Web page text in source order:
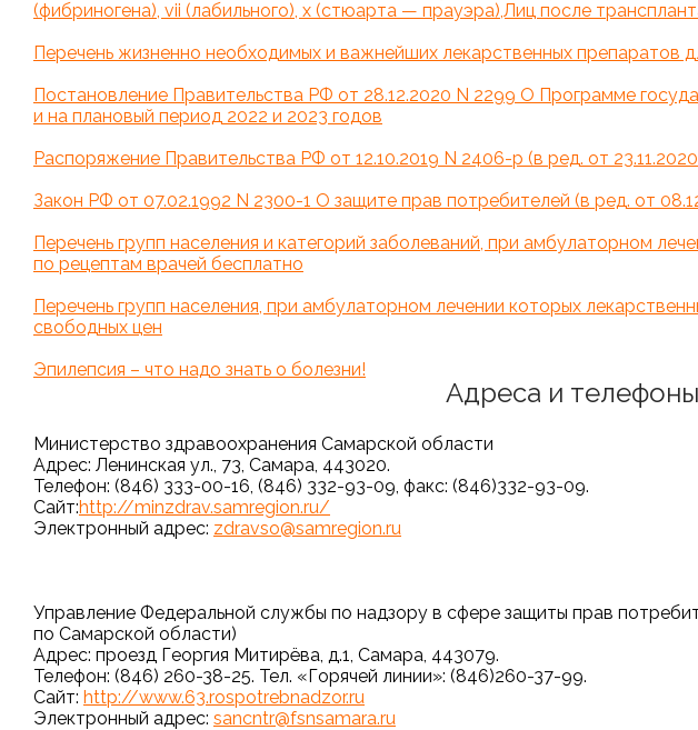
(фибриногена), vii (лабильного), x (стюарта — прауэра),Лиц после
Перечень жизненно необходимых и важнейших лекарственных препаратов
Постановление Правительства РФ от 28.12.2020 N 2299 О Программе
и на плановый период 2022 и 2023 годов
Распоряжение Правительства РФ от 12.10.2019 N 2406-р (в ред. от 23.11.2020
Закон РФ от 07.02.1992 N 2300-1 О защите прав потребителей (в ред. от
Перечень групп населения и категорий заболеваний, при амбулаторном
по рецептам врачей бесплатно
Перечень групп населения, при амбулаторном лечении которых
свободных цен
Эпилепсия – что надо знать о болезни!
Адреса и
Министерство здравоохранения Самарской области
Адрес: Ленинская ул., 73, Самара, 443020.
Телефон: (846) 333-00-16, (846) 332-93-09, факс: (846)332-93-09.
Сайт:http://minzdrav.samregion.ru/
Электронный адрес: zdravso@samregion.ru
Управление Федеральной службы по надзору в сфере защиты прав
по Самарской области)
Адрес: проезд Георгия Митирёва, д.1, Самара, 443079.
Телефон: (846) 260-38-25. Тел. «Горячей линии»: (846)260-37-99.
Сайт: http://www.63.rospotrebnadzor.ru
Электронный адрес: sancntr@fsnsamara.ru